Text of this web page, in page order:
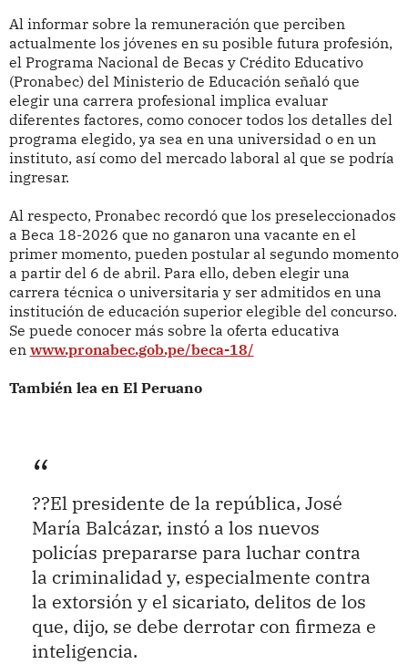
Al informar sobre la remuneración que perciben
actualmente los jóvenes en su posible futura profesión,
el Programa Nacional de Becas y Crédito Educativo
(Pronabec) del Ministerio de Educación señaló que
elegir una carrera profesional implica evaluar
diferentes factores, como conocer todos los detalles del
programa elegido, ya sea en una universidad o en un
instituto, así como del mercado laboral al que se podría
ingresar.
Al respecto, Pronabec recordó que los preseleccionados
a Beca 18-2026 que no ganaron una vacante en el
primer momento, pueden postular al segundo momento
a partir del 6 de abril. Para ello, deben elegir una
carrera técnica o universitaria y ser admitidos en una
institución de educación superior elegible del concurso.
Se puede conocer más sobre la oferta educativa
en www.pronabec.gob.pe/beca-18/
También lea en El Peruano
??El presidente de la república, José
María Balcázar, instó a los nuevos
policías prepararse para luchar contra
la criminalidad y, especialmente contra
la extorsión y el sicariato, delitos de los
que, dijo, se debe derrotar con firmeza e
inteligencia.